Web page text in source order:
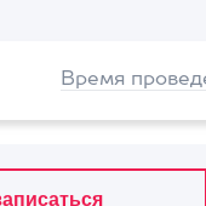
Время